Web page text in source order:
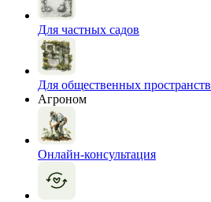
Для частных садов
Для общественных пространств
Агроном
Онлайн-консультация